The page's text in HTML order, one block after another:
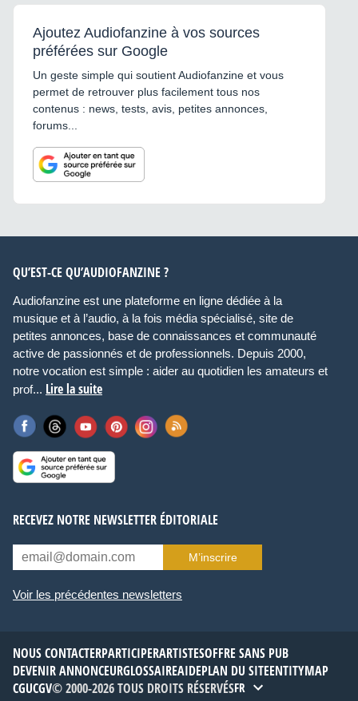
Ajoutez Audiofanzine à vos sources
préférées sur Google
Un geste simple qui soutient Audiofanzine et vous
permet de retrouver plus facilement tous nos
contenus : news, tests, avis, petites annonces,
forums...
QU’EST-CE QU’AUDIOFANZINE ?
Audiofanzine est une plateforme en ligne dédiée à la
musique et à l’audio, à la fois média spécialisé, site de
petites annonces, base de connaissances et communauté
active de passionnés et de professionnels. Depuis 2000,
notre vocation est simple : aider au quotidien les amateurs et
prof... Lire la suite
RECEVEZ NOTRE NEWSLETTER ÉDITORIALE
M’inscrire
Voir les précédentes newsletters
NOUS CONTACTERPARTICIPERARTISTESOFFRE SANS PUB
DEVENIR ANNONCEURGLOSSAIREAIDEPLAN DU SITEENTITYMAP
CGUCGV© 2000-2026 TOUS DROITS RÉSERVÉSFR